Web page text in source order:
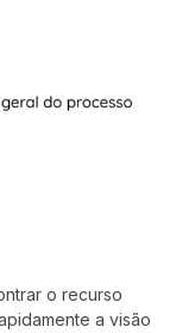
o recurso
a visão